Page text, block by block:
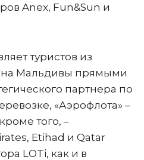
Anex, Fun&Sun и
туристов из
на Мальдивы прямыми
партнера по
«Аэрофлота» –
того, –
Etihad и Qatar
LOTi, как и в